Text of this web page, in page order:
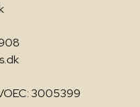
3005399